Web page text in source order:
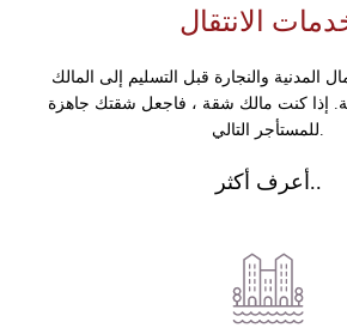
الانتقال
المدنية والنجارة قبل التسليم إلى المالك
إذا كنت مالك شقة ، فاجعل شقتك جاهزة
للمستأجر التالي.
أعرف أكثر..